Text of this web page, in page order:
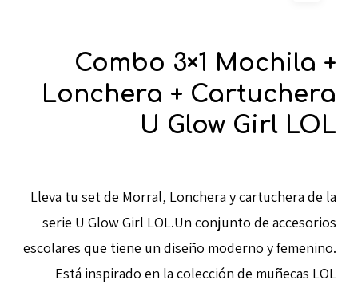
Combo 3×1 Mochila +
Lonchera + Cartuchera
U Glow Girl LOL
Lleva tu set de Morral, Lonchera y cartuchera de la
serie U Glow Girl LOL.Un conjunto de accesorios
escolares que tiene un diseño moderno y femenino.
Está inspirado en la colección de muñecas LOL